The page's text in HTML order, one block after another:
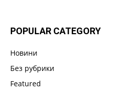
POPULAR CATEGORY
Новини
Без рубрики
Featured